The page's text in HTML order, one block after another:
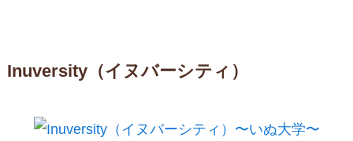
Inuversity（イヌバーシティ）